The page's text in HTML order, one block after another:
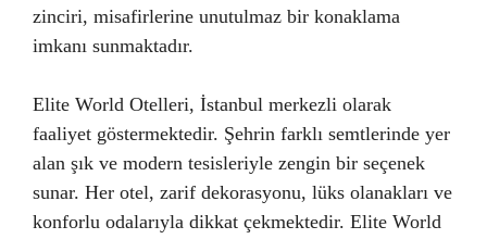
zinciri, misafirlerine unutulmaz bir konaklama
imkanı sunmaktadır.
Elite World Otelleri, İstanbul merkezli olarak
faaliyet göstermektedir. Şehrin farklı semtlerinde yer
alan şık ve modern tesisleriyle zengin bir seçenek
sunar. Her otel, zarif dekorasyonu, lüks olanakları ve
konforlu odalarıyla dikkat çekmektedir. Elite World